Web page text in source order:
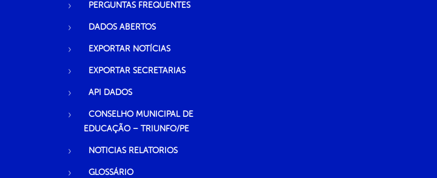
PERGUNTAS FREQUENTES
DADOS ABERTOS
EXPORTAR NOTÍCIAS
EXPORTAR SECRETARIAS
API DADOS
CONSELHO MUNICIPAL DE
EDUCAÇÃO – TRIUNFO/PE
NOTICIAS RELATORIOS
GLOSSÁRIO